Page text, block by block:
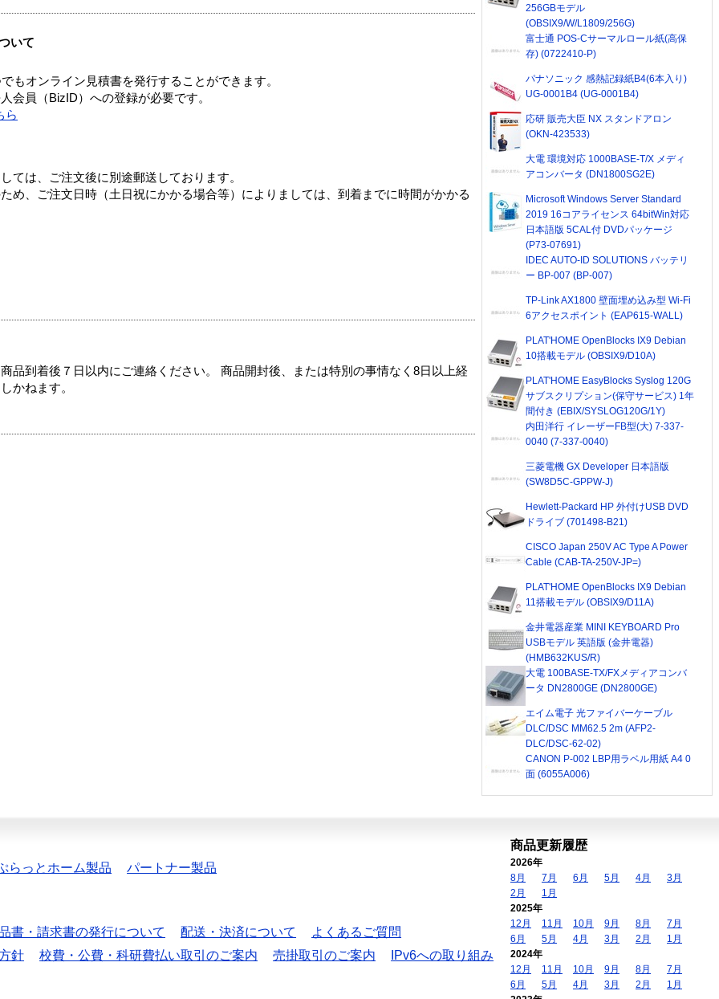
いて
もオンライン見積書を発行することができます。
会員（BizID）への登録が必要です。
ら
ては、ご注文後に別途郵送しております。
め、ご注文日時（土日祝にかかる場合等）によりましては、到着までに時間がかかる
品到着後７日以内にご連絡ください。 商品開封後、または特別の事情なく8日以上経
かねます。
256GBモデル
(OBSIX9/W/L1809/256G)
富士通 POS-Cサーマルロール紙(高保
存) (0722410-P)
パナソニック 感熱記録紙B4(6本入り)
UG-0001B4 (UG-0001B4)
応研 販売大臣 NX スタンドアロン
(OKN-423533)
大電 環境対応 1000BASE-T/X メディ
アコンバータ (DN1800SG2E)
Microsoft Windows Server Standard
2019 16コアライセンス 64bitWin対応
日本語版 5CAL付 DVDパッケージ
(P73-07691)
IDEC AUTO-ID SOLUTIONS バッテリ
ー BP-007 (BP-007)
TP-Link AX1800 壁面埋め込み型 Wi-Fi
6アクセスポイント (EAP615-WALL)
PLAT'HOME OpenBlocks IX9 Debian
10搭載モデル (OBSIX9/D10A)
PLAT'HOME EasyBlocks Syslog 120G
サブスクリプション(保守サービス) 1年
間付き (EBIX/SYSLOG120G/1Y)
内田洋行 イレーザーFB型(大) 7-337-
0040 (7-337-0040)
三菱電機 GX Developer 日本語版
(SW8D5C-GPPW-J)
Hewlett-Packard HP 外付けUSB DVD
ドライブ (701498-B21)
CISCO Japan 250V AC Type A Power
Cable (CAB-TA-250V-JP=)
PLAT'HOME OpenBlocks IX9 Debian
11搭載モデル (OBSIX9/D11A)
金井電器産業 MINI KEYBOARD Pro
USBモデル 英語版 (金井電器)
(HMB632KUS/R)
大電 100BASE-TX/FXメディアコンバ
ータ DN2800GE (DN2800GE)
エイム電子 光ファイバーケーブル
DLC/DSC MM62.5 2m (AFP2-
DLC/DSC-62-02)
CANON P-002 LBP用ラベル用紙 A4 0
面 (6055A006)
らっとホーム製品 パートナー製品
書・請求書の発行について 配送・決済について
よくあるご質問
針 校費・公費・科研費払い取引のご案内 売掛取引のご案内
IPv6への取り組み
商品更新履歴
2026年
8月
7月 6月 5月 4月
3月
2月
1月
2025年
12月
11月 10月 9月 8月
7月
6月
5月 4月 3月 2月
1月
2024年
12月
11月 10月 9月 8月
7月
6月
5月 4月 3月 2月
1月